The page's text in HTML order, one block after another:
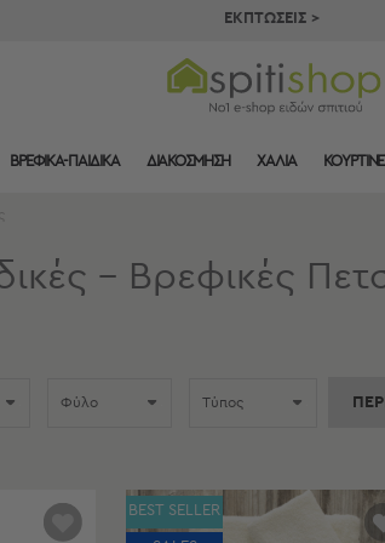
ΕΚΠΤΩΣΕΙΣ >
ΒΡΕΦΙΚΑ-ΠΑΙΔΙΚΑ ΔΙΑΚΟΣΜΗΣΗ ΧΑΛΙΑ
- Βρεφικές
Φύλο Τύπος
BEST SELLER